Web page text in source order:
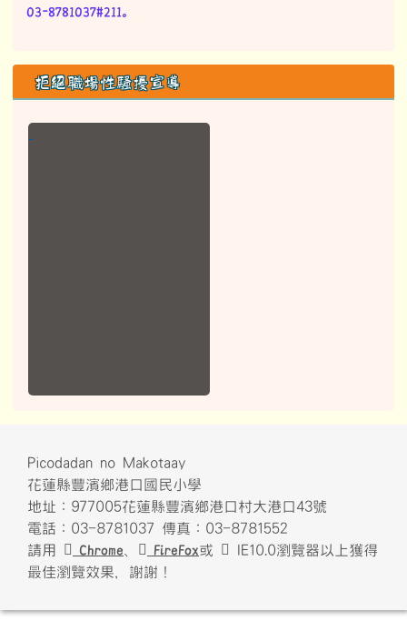
03-8781037#211。
拒絕職場性騷擾宣導
Picodadan no Makotaay
花蓮縣豐濱鄉港口國民小學
地址：977005花蓮縣豐濱鄉港口村大港口43號
電話：03-8781037 傳真：03-8781552
請用
Chrome、 FireFox或
IE10.0瀏覽器以上獲得
最佳瀏覽效果，謝謝！